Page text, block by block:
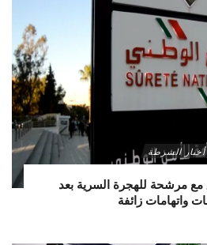
أخبار الشرطة
مع مرشحة للهجرة السرية بعد
واتهامات زائفة